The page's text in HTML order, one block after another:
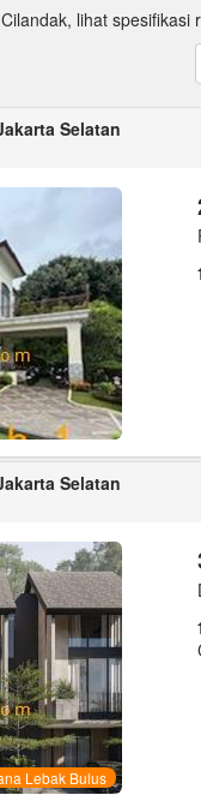
lihat
Selatan
Selatan
Lebak Bulus